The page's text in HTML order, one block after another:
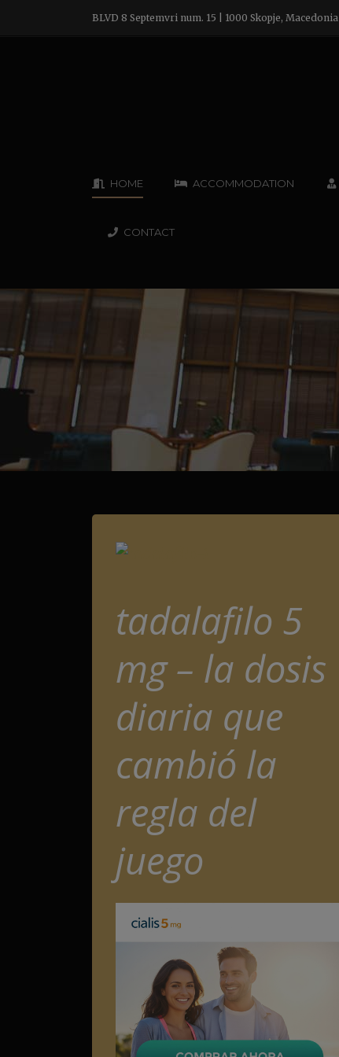
BLVD 8 Septemvri num. 15 | 1000 Skopje, Macedonia
HOME ACCOMMODATION
CONTACT
tadalafilo 5
mg – la dosis
diaria que
cambió la
regla del
juego